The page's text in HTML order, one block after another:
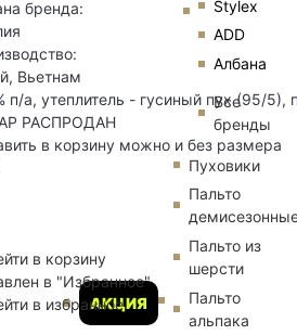
Stylex
ADD
Албана
Все
бренды
АКЦИЯ
Пуховики
Пальто
Пальто из
шерсти
Пальто
альпака
бренда:
Вьетнам
п/а, утеплитель - гусиный пух (95/5),
РАСПРОДАН
в корзину можно и без размера
в корзину
в "Избранное"
в избранное